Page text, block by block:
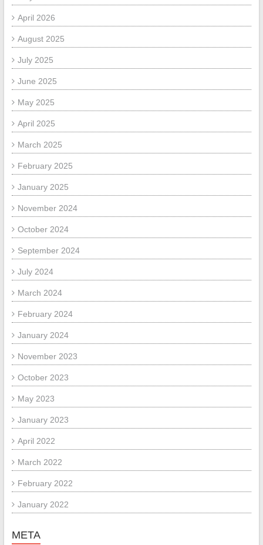
April 2026
August 2025
July 2025
June 2025
May 2025
April 2025
March 2025
February 2025
January 2025
November 2024
October 2024
September 2024
July 2024
March 2024
February 2024
January 2024
November 2023
October 2023
May 2023
January 2023
April 2022
March 2022
February 2022
January 2022
META